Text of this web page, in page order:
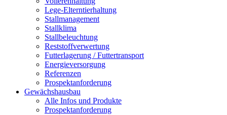
Lege-Elterntierhaltung
Stallmanagement
Stallklima
Stallbeleuchtung
Reststoffverwertung
Futterlagerung / Futtertransport
Energieversorgung
Referenzen
Prospektanforderung
Gewächshausbau
Alle Infos und Produkte
Prospektanforderung